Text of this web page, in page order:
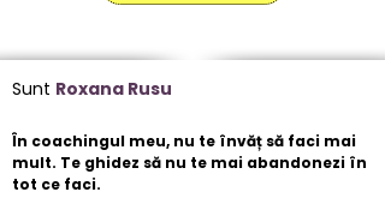
Sunt Roxana Rusu
În coachingul meu, nu te învăț să faci mai
mult. Te ghidez să nu te mai abandonezi în
tot ce faci.